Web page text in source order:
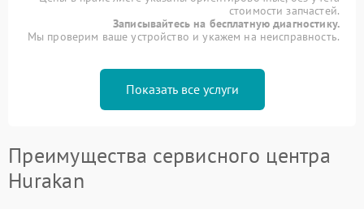
стоимости запчастей.
Записывайтесь на бесплатную диагностику.
Мы проверим ваше устройство и укажем на неисправность.
Показать все услуги
Преимущества сервисного центра
Hurakan